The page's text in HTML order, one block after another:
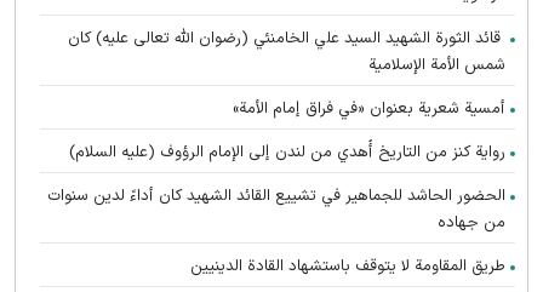
قائد الثورة الشهيد السيد علي الخامنئي (رضوان الله تعالى عليه) كان
شمس الأمة الإسلامية
أمسية شعرية بعنوان «في فراق إمام الأمة»
رواية كنز من التاريخ أُهدي من لندن إلى الإمام الرؤوف (عليه السلام)
الحضور الحاشد للجماهير في تشييع القائد الشهيد كان أداءً لدين سنوات
من جهاده
طريق المقاومة لا يتوقف باستشهاد القادة الدينيين